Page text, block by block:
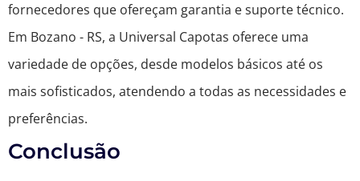
fornecedores que ofereçam garantia e suporte técnico.
Em Bozano - RS, a Universal Capotas oferece uma
variedade de opções, desde modelos básicos até os
mais sofisticados, atendendo a todas as necessidades e
preferências.
Conclusão